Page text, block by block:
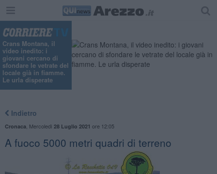
Crans Montana, il
video inedito: i
giovani cercano di
sfondare le vetrate del
locale già in fiamme.
Le urla disperate
Indietro
Cronaca Mercoledì 28 Luglio 2021 ore 12:05
A fuoco 5000 metri quadri di terreno